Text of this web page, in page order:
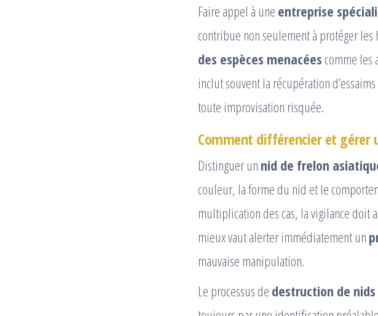
Faire appel à une entreprise
contribue non seulement à protéger
des espèces menacées comme les
inclut souvent la récupération
toute improvisation risquée.
Comment différencier et gérer
Distinguer un nid de frelon
couleur, la forme du nid et le
multiplication des cas, la vigilance doit
mieux vaut alerter immédiatement un
mauvaise manipulation.
Le processus de destruction de